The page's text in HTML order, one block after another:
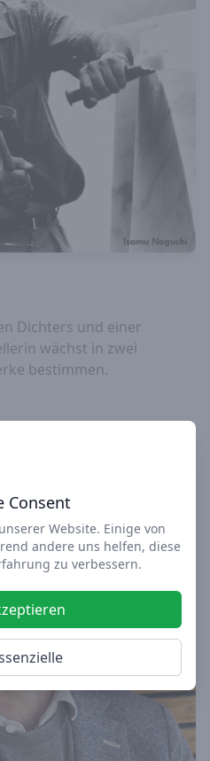
Dichters und einer
wächst in zwei
bestimmen.
Consent
Website. Einige von
andere uns helfen, diese
zu verbessern.